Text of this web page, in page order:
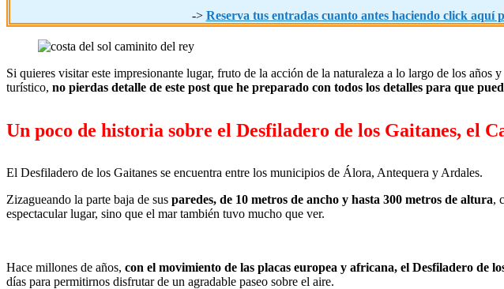
-> Reserva tus entradas cuanto antes haciendo click
Si quieres visitar este impresionante lugar, fruto de la acción de la naturaleza a lo largo de los
turístico, no pierdas detalle de este post que he preparado con todos los detalles para que
Un poco de historia sobre el Desfiladero de los Gaitanes, el
El Desfiladero de los Gaitanes se encuentra entre los municipios de Álora, Antequera y Ardales.
Zizagueando la parte baja de sus paredes, de 10 metros de ancho y hasta 300 metros de altura,
espectacular lugar, sino que el mar también tuvo mucho que ver.
Hace millones de años, con el movimiento de las placas europea y africana, el Desfiladero de
días para permitirnos disfrutar de un agradable paseo sobre el aire.